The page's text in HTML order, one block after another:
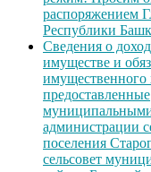
распоряжением
Республики
Сведения о
имуществе и
имущественного
предоставленные
администрации
поселения
сельсовет